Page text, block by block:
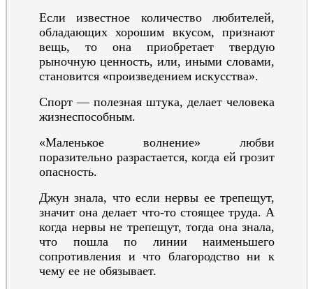
Если известное количество любителей,
обладающих хорошим вкусом, признают
вещь, то она приобретает твердую
рыночную ценность, или, иными словами,
становится «произведением искусства».
Спорт — полезная штука, делает человека
жизнеспособным.
«Маленькое волнение» любви
поразительно разрастается, когда ей грозит
опасность.
Джун знала, что если нервы ее трепещут,
значит она делает что-то стоящее труда. А
когда нервы не трепещут, тогда она знала,
что пошла по линии наименьшего
сопротивления и что благородство ни к
чему ее не обязывает.